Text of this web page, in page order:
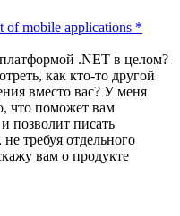
of mobile applications *
.NET в целом?
как кто-то другой
вместо вас? У меня
что поможет вам
позволит писать
требуя отдельного
вам о продукте